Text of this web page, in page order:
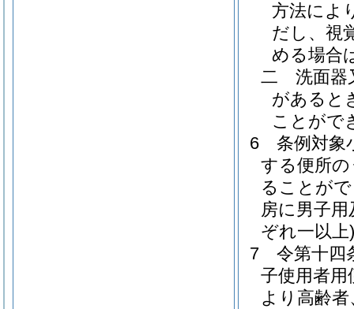
方法によ
だし、視
める場合
二
洗面器
があると
ことがで
6
条例対象
する便所
ることが
房に男子
ぞれ一以上)
7
令第十四
子使用者用
より高齢